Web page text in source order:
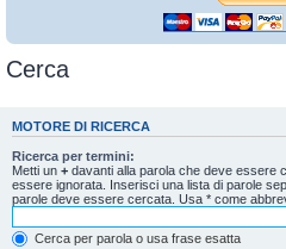
Cerca
MOTORE DI RICERCA
Ricerca per termini:
Metti un + davanti alla parola che deve essere
essere ignorata. Inserisci una lista di parole
parole deve essere cercata. Usa * come
Cerca per parola o usa frase esatta